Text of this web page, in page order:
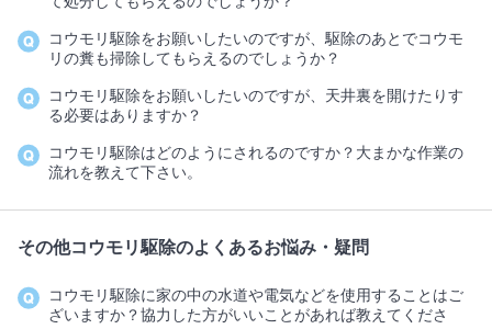
コウモリ駆除をお願いしたいのですが、駆除のあとでコウモ
リの糞も掃除してもらえるのでしょうか？
コウモリ駆除をお願いしたいのですが、天井裏を開けたりす
る必要はありますか？
コウモリ駆除はどのようにされるのですか？大まかな作業の
流れを教えて下さい。
その他コウモリ駆除のよくあるお悩み・疑問
コウモリ駆除に家の中の水道や電気などを使用することはご
ざいますか？協力した方がいいことがあれば教えてくださ